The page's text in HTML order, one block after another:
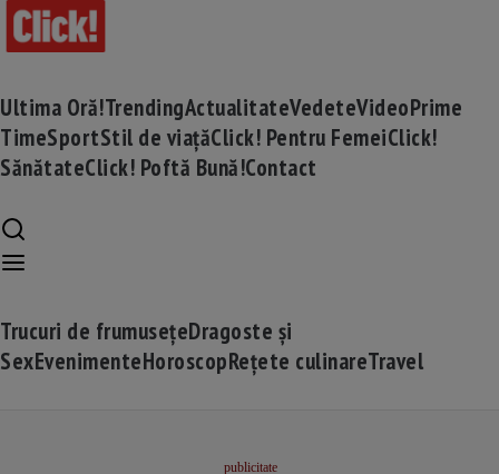
Ultima Oră!TrendingActualitateVedeteVideoPrime
TimeSportStil de viațăClick! Pentru FemeiClick!
SănătateClick! Poftă Bună!Contact
Trucuri de frumusețeDragoste și
SexEvenimenteHoroscopRețete culinareTravel